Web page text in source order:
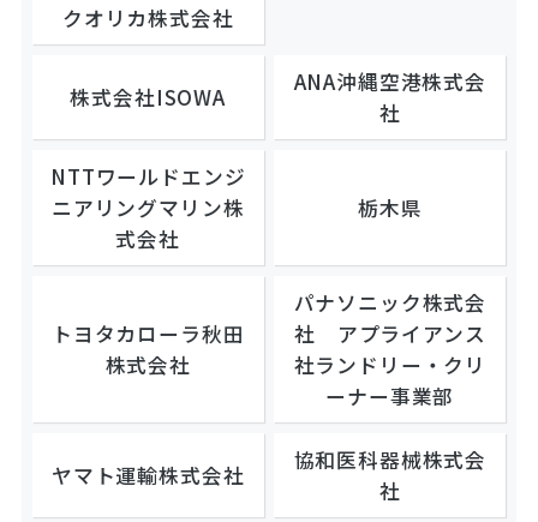
クオリカ株式会社
株式会社ISOWA
ANA沖縄空港株式会
社
NTTワールドエンジ
ニアリングマリン株
式会社
栃木県
トヨタカローラ秋田
株式会社
パナソニック株式会
社 アプライアンス
社ランドリー・クリ
ーナー事業部
ヤマト運輸株式会社
協和医科器械株式会
社